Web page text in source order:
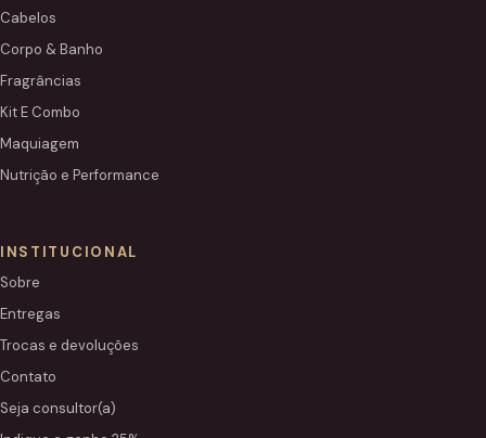
Cabelos
Corpo & Banho
Fragrâncias
Kit E Combo
Maquiagem
Nutrição e Performance
INSTITUCIONAL
Sobre
Entregas
Trocas e devoluções
Contato
Seja consultor(a)